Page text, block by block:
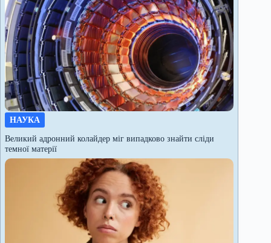
НАУКА
Великий адронний колайдер міг випадково знайти сліди
темної матерії